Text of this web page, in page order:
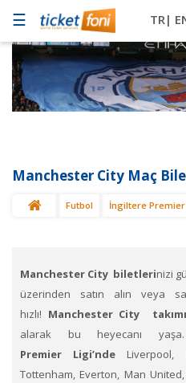
☰ TR|
Futbol
Basketbol
Mekanlar
Diğer
SAT
Manchester City Maç
Futbol İngiltere
Manchester City biletlerinizi
üzerinden satın alın veya
hızlı! Manchester City
alarak bu heyecanı
Premier
Ligi’nde Liverpool,
Tottenham, Everton, Man